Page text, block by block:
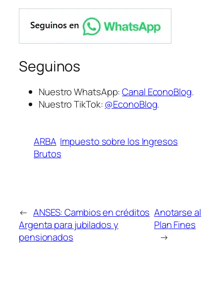
Seguinos
Nuestro WhatsApp:Canal EconoBlog.
Nuestro TikTok:@EconoBlog.
ARBA Impuesto sobre los Ingresos
Brutos
← ANSES: Cambios en créditos
Argenta para jubilados y
pensionados
Anotarse al
Plan Fines
→